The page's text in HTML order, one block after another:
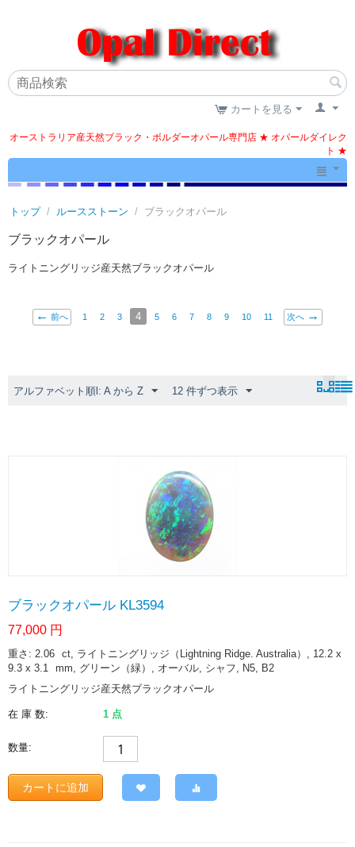
カートを見る
オーストラリア産天然ブラック・ボルダーオパール専門店 ★ オパールダイレク
ト ★
トップ / ルースストーン / ブラックオパール
ブラックオパール
ライトニングリッジ産天然ブラックオパール
前へ 1 2 3 4 5 6 7 8 9 10 11 次へ
アルファベット順l: A から Z 12 件ずつ表示
ブラックオパール KL3594
77,000 円
重さ: 2.06 ct, ライトニングリッジ（Lightning Ridge. Australia）, 12.2 x
9.3 x 3.1 mm, グリーン（緑）, オーバル, シャフ, N5, B2
ライトニングリッジ産天然ブラックオパール
在 庫 数: 1 点
数量:
カートに追加